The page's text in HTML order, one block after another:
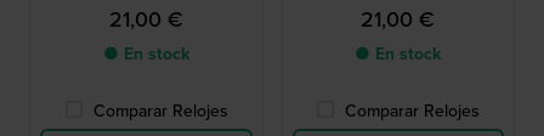
21,00 €
● En stock
Comparar Relojes
21,00 €
● En stock
Comparar Relojes